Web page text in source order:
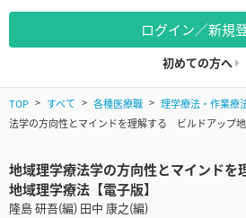
ログイン／新規
初めての方へ
TOP すべて 各種医療職 理学療法・作業療
法学の方向性とマインドを理解する ビルドアップ
地域理学療法学の方向性とマインド
地域理学療法【電子版】
隆島 研吾(編) 田中 康之(編)